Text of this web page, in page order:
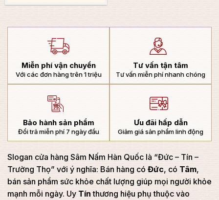
Miễn phí vận chuyển
Với các đơn hàng trên 1 triệu
Tư vấn tận tâm
Tư vấn miễn phí nhanh chóng
Bảo hành sản phẩm
Đổi trả miễn phí 7 ngày đầu
Ưu đãi hấp dẫn
Giảm giá sản phẩm linh động
Slogan cửa hàng Sâm Nấm Hàn Quốc là “Đức – Tín –
Trường Thọ” với ý nghĩa: Bán hàng có Đức, có Tâm,
bán sản phẩm sức khỏe chất lượng giúp mọi người khỏe
mạnh mỗi ngày. Uy Tín thương hiệu phụ thuộc vào